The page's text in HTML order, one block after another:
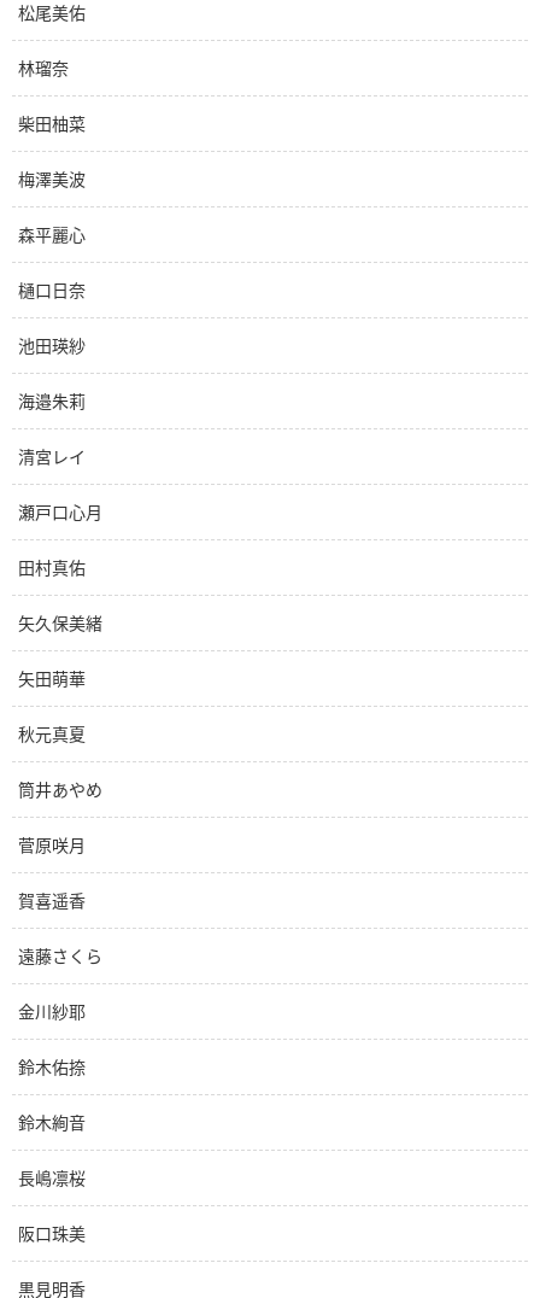
松尾美佑
林瑠奈
柴田柚菜
梅澤美波
森平麗心
樋口日奈
池田瑛紗
海邉朱莉
清宮レイ
瀬戸口心月
田村真佑
矢久保美緒
矢田萌華
秋元真夏
筒井あやめ
菅原咲月
賀喜遥香
遠藤さくら
金川紗耶
鈴木佑捺
鈴木絢音
長嶋凛桜
阪口珠美
黒見明香